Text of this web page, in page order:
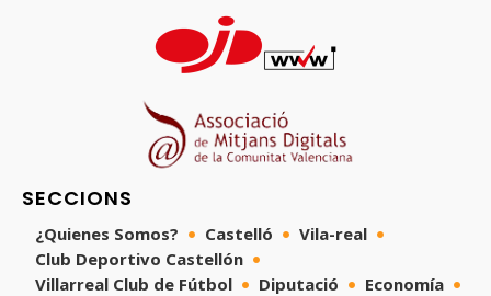
SECCIONS
¿Quienes Somos? Castelló
Vila-real
Club Deportivo Castellón
Villarreal Club de Fútbol
Diputació
Economía